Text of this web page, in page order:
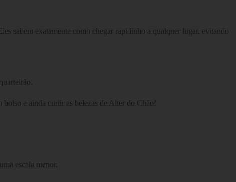
sabem exatamente como chegar rapidinho a qualquer lugar, evitando
bolso e ainda curtir as belezas de Alter do Chão!
escala menor.